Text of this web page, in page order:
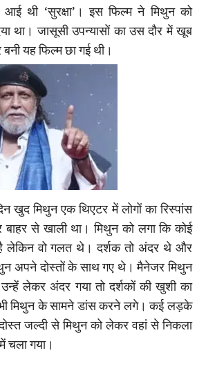
थी ‘सुरक्षा’। इस फिल्म ने मिथुन को
था। जासूसी उपन्यासों का उस दौर में खूब
यह फिल्म छा गई थी।
खुद मिथुन एक थिएटर में लोगों का रिस्पांस
से खाली था। मिथुन को लगा कि कोई
लेकिन वो गलत थे। दर्शक तो अंदर थे और
अपने दोस्तों के साथ गए थे। मैनेजर मिथुन
लेकर अंदर गया तो दर्शकों की खुशी का
मिथुन के सामने डांस करने लगे। कई लड़के
जल्दी से मिथुन को लेकर वहां से निकला
गया।